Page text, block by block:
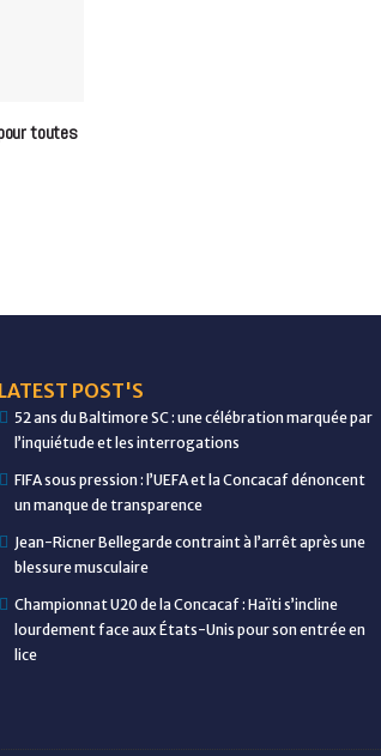
toutes
LATEST POST'S
52 ans du Baltimore SC : une célébration marquée par
l’inquiétude et les interrogations
FIFA sous pression : l’UEFA et la Concacaf dénoncent
un manque de transparence
Jean-Ricner Bellegarde contraint à l’arrêt après une
blessure musculaire
Championnat U20 de la Concacaf : Haïti s’incline
lourdement face aux États-Unis pour son entrée en
lice